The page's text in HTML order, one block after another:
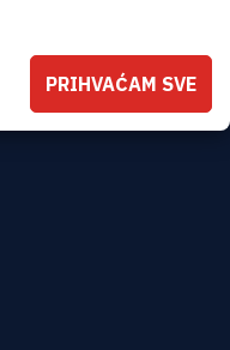
PRIHVAĆAM SVE